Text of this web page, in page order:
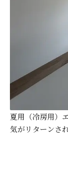
夏用（冷房用）
気がリターンさ